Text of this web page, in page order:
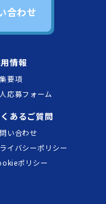
合わせ
情報
要項
応募フォーム
あるご質問
い合わせ
イバシーポリシー
ポリシー